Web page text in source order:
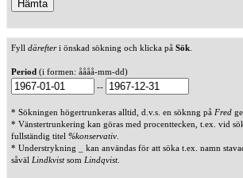
Fyll därefteri önskad sökning och klicka på Sök
Period (i formen: åååå-mm-dd)
--
* Sökningen högertrunkeras alltid, d.v.s. en söknng på Fred
* Vänstertrunkering kan göras med procenttecken, t.ex. vid
fullständig titel %konservativ
* Understrykning _ kan användas för att söka t.ex. namn
såväl Lindkvistsom Lindqvist.